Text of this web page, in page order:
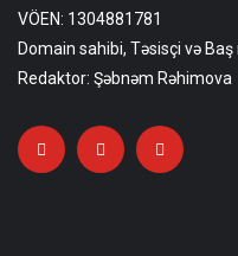
VÖEN: 1304881781
Domain sahibi, Təsisçi və
Redaktor: Şəbnəm Rəhimova